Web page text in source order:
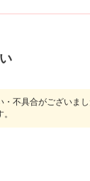
不具合がございまし